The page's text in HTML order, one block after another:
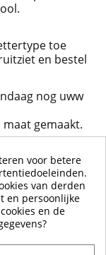
toe
en bestel
nog uww
gemaakt.
voor betere
van derden
en persoonlijke
en de